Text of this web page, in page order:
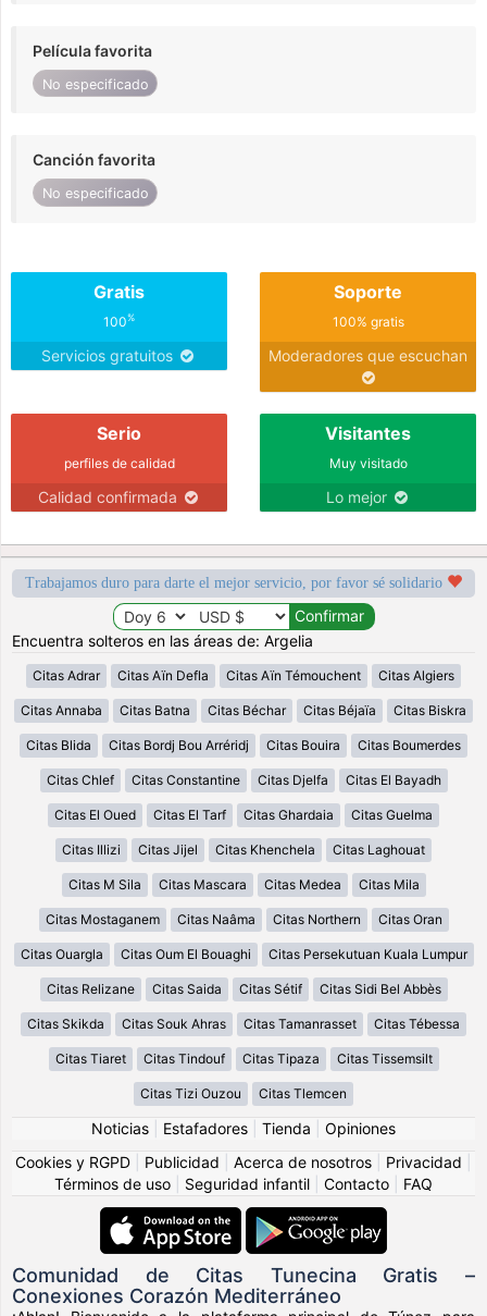
Película favorita
No especificado
Canción favorita
No especificado
Gratis
100%
Servicios gratuitos
Soporte
100% gratis
Moderadores que escuchan
Serio
perfiles de calidad
Calidad confirmada
Visitantes
Muy visitado
Lo mejor
Trabajamos duro para darte el mejor servicio, por favor sé solidario
Encuentra solteros en las áreas de: Argelia
Citas Adrar Citas Aïn Defla Citas Aïn Témouchent Citas Algiers
Citas Annaba Citas Batna Citas Béchar Citas Béjaïa Citas Biskra
Citas Blida Citas Bordj Bou Arréridj Citas Bouira Citas Boumerdes
Citas Chlef Citas Constantine Citas Djelfa Citas El Bayadh
Citas El Oued Citas El Tarf Citas Ghardaia Citas Guelma
Citas Illizi Citas Jijel Citas Khenchela Citas Laghouat
Citas M Sila Citas Mascara Citas Medea Citas Mila
Citas Mostaganem Citas Naâma Citas Northern Citas Oran
Citas Ouargla Citas Oum El Bouaghi Citas Persekutuan Kuala Lumpur
Citas Relizane Citas Saida Citas Sétif Citas Sidi Bel Abbès
Citas Skikda Citas Souk Ahras Citas Tamanrasset Citas Tébessa
Citas Tiaret Citas Tindouf Citas Tipaza Citas Tissemsilt
Citas Tizi Ouzou Citas Tlemcen
Noticias Estafadores Tienda
Opiniones
Cookies y RGPD
Publicidad Acerca de nosotros Privacidad
Términos de uso
Seguridad infantil Contacto FAQ
Comunidad de Citas Tunecina Gratis –
Conexiones Corazón Mediterráneo